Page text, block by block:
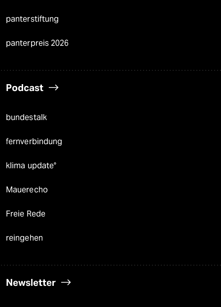
panterstiftung
panterpreis 2026
Podcast
bundestalk
fernverbindung
klima update°
Mauerecho
Freie Rede
reingehen
Newsletter